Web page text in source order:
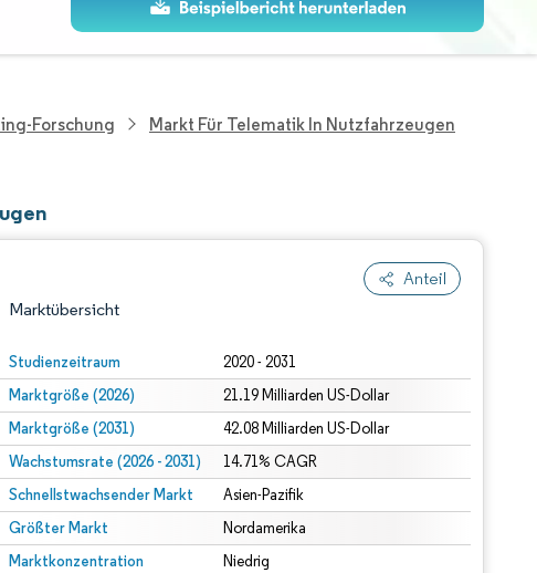
Forschung Markt Für Telematik In Nutzfahrzeugen
Anteil
Marktübersicht
Studienzeitraum 2020 - 2031
Marktgröße (2026) 21.19 Milliarden US-Dollar
Marktgröße (2031) 42.08 Milliarden US-Dollar
Wachstumsrate (2026 - 2031) 14.71% CAGR
Schnellstwachsender Markt Asien-Pazifik
Größter Markt Nordamerika
Marktkonzentration Niedrig
Namensnennung gemäß CC BY 4.0.